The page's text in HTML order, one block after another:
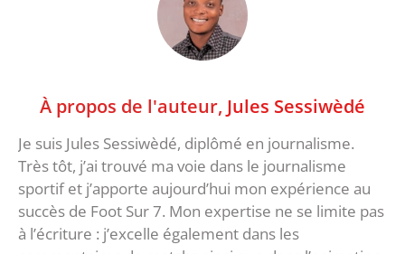
À propos de l'auteur, Jules Sessiwèdé
Je suis Jules Sessiwèdé, diplômé en journalisme.
Très tôt, j’ai trouvé ma voie dans le journalisme
sportif et j’apporte aujourd’hui mon expérience au
succès de Foot Sur 7. Mon expertise ne se limite pas
à l’écriture : j’excelle également dans les